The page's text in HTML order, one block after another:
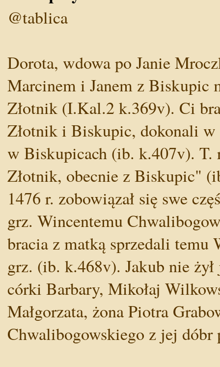
@tablica
Dorota, wdowa po Janie
Marcinem i Janem z Biskupic
Złotnik (I.Kal.2 k.369v). Ci
Złotnik i Biskupic, dokonali w
w Biskupicach (ib. k.407v).
Złotnik, obecnie z Biskupic"
1476 r. zobowiązał się swe
grz. Wincentemu
bracia z matką sprzedali temu
grz. (ib. k.468v). Jakub nie
córki Barbary, Mikołaj
Małgorzata, żona Piotra
Chwalibogowskiego z jej